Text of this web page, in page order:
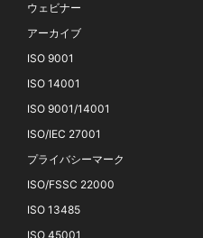
ウェビナー
アーカイブ
ISO 9001
ISO 14001
ISO 9001/14001
ISO/IEC 27001
プライバシーマーク
ISO/FSSC 22000
ISO 13485
ISO 45001